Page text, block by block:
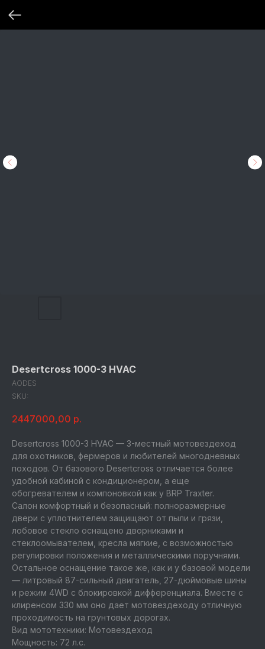
Desertcross 1000-3 HVAC
AODES
SKU:
2447000,00 р.
Desertcross 1000-3 HVAC — 3-местный мотовездеход
для охотников, фермеров и любителей многодневных
походов. От базового Desertcross отличается более
удобной кабиной с кондиционером, а еще
обогревателем и компоновкой как у BRP Traxter.
Салон комфортный и безопасный: полноразмерные
двери с уплотнителем защищают от пыли и грязи,
лобовое стекло оснащено дворниками и
стеклоомывателем, кресла мягкие, с возможностью
регулировки положения и металлическими поручнями.
Остальное оснащение такое же, как и у базовой модели
— литровый 87-сильный двигатель, 27-дюймовые шины
и режим 4WD с блокировкой дифференциала. Вместе с
клиренсом 330 мм оно дает мотовездеходу отличную
проходимость на грунтовых дорогах.
Вид мототехники: Мотовездеход
Мощность: 72 л.с.